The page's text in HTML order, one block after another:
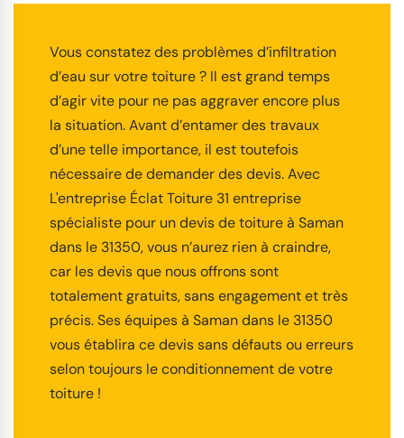
Vous constatez des problèmes d’infiltration
d’eau sur votre toiture ? Il est grand temps
d’agir vite pour ne pas aggraver encore plus
la situation. Avant d’entamer des travaux
d’une telle importance, il est toutefois
nécessaire de demander des devis. Avec
L'entreprise Éclat Toiture 31 entreprise
spécialiste pour un devis de toiture à Saman
dans le 31350, vous n’aurez rien à craindre,
car les devis que nous offrons sont
totalement gratuits, sans engagement et très
précis. Ses équipes à Saman dans le 31350
vous établira ce devis sans défauts ou erreurs
selon toujours le conditionnement de votre
toiture !